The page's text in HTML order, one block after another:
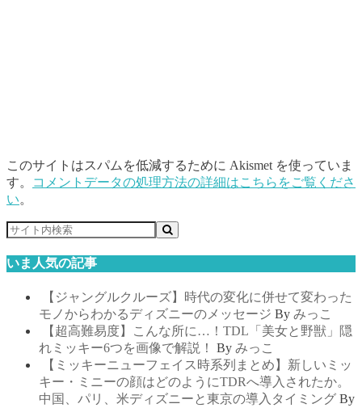
このサイトはスパムを低減するために Akismet を使っていま
す。
コメントデータの処理方法の詳細はこちらをご覧くださ
い。
いま人気の記事
【ジャングルクルーズ】時代の変化に併せて変わった
モノからわかるディズニーのメッセージ By みっこ
【超高難易度】こんな所に…！TDL「美女と野獣」隠
れミッキー6つを画像で解説！
By みっこ
【ミッキーニューフェイス時系列まとめ】新しいミッ
キー・ミニーの顔はどのようにTDRへ導入されたか。
中国、パリ、米ディズニーと東京の導入タイミング By